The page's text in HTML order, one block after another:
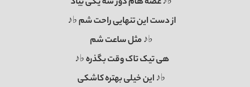
از دست این تنهایی راحت شم ♭♪
♭♪ مثل ساعت شم
هی تیک تاک وقت بگذره ♭♪
♭♪ این خیلی بهتره کاشکی